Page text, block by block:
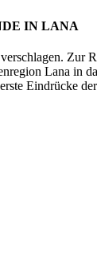
IN LANA
Zur
Lana in
Eindrücke